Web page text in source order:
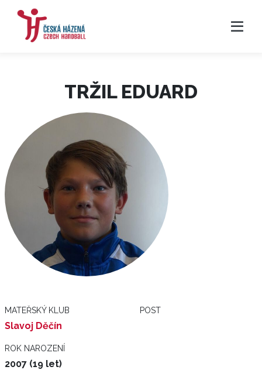
TRŽIL EDUARD
MATEŘSKÝ KLUB
Slavoj Děčín
POST
ROK NAROZENÍ
2007 (19 let)